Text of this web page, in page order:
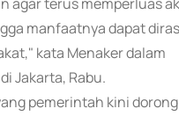
manfaatnya dapat
kata Menaker dalam
Jakarta, Rabu.
pemerintah kini